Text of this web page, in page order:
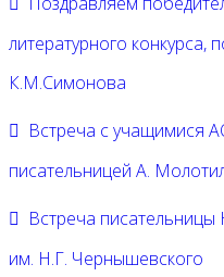
литературного конкурса,
К.М.Симонова
Встреча с учащимися
писательницей А.
Встреча
им. Н.Г. Чернышевского